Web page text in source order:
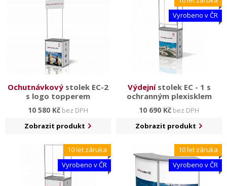
Ochutnávkový stolek EC-2
s logo topperem
10 580 Kč bez DPH
Zobrazit produkt
Vyrobeno v ČR
Výdejnístolek EC - 1 s
ochranným plexisklem
10 690 Kč bez DPH
Zobrazit produkt
10 let záruka
Vyrobeno v ČR
10 let záruka
Vyrobeno v ČR